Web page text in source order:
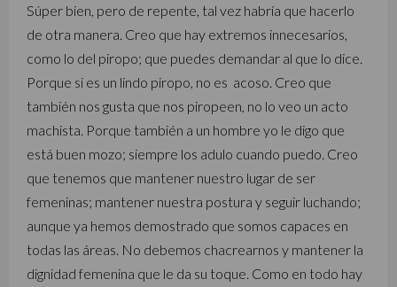
Súper bien, pero de repente, tal vez habría que hacerlo
de otra manera. Creo que hay extremos innecesarios,
como lo del piropo; que puedes demandar al que lo dice.
Porque si es un lindo piropo, no es acoso. Creo que
también nos gusta que nos piropeen, no lo veo un acto
machista. Porque también a un hombre yo le digo que
está buen mozo; siempre los adulo cuando puedo. Creo
que tenemos que mantener nuestro lugar de ser
femeninas; mantener nuestra postura y seguir luchando;
aunque ya hemos demostrado que somos capaces en
todas las áreas. No debemos chacrearnos y mantener la
dignidad femenina que le da su toque. Como en todo hay